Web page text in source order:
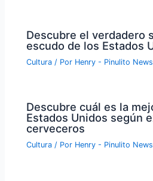
Descubre el verdadero
escudo de los Estados
Cultura / Por Henry - Pinulito News
Descubre cuál es la
Estados Unidos según
cerveceros
Cultura / Por Henry - Pinulito News